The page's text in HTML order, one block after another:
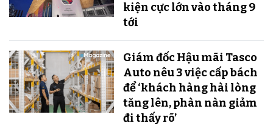
kiện cực lớn vào tháng 9
tới
Giám đốc Hậu mãi Tasco
Auto nêu 3 việc cấp bách
để ‘khách hàng hài lòng
tăng lên, phàn nàn giảm
đi thấy rõ’